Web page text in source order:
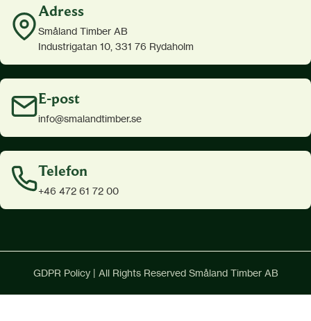
Adress
Småland Timber AB
Industrigatan 10, 331 76 Rydaholm
E-post
info@smalandtimber.se
Telefon
+46 472 61 72 00
GDPR Policy | All Rights Reserved Småland Timber AB